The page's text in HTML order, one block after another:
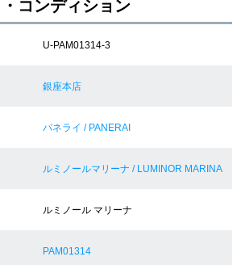
ビス
ビス
コンディション
U-PAM01314-3
銀座本店
パネライ / PANERAI
ルミノールマリーナ / LUMINOR MARINA
ルミノール マリーナ
PAM01314